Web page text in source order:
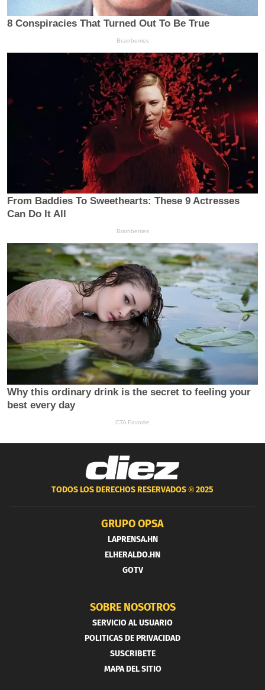
TODOS LOS DERECHOS RESERVADOS ®2025
GRUPO OPSA
LAPRENSA.HN
ELHERALDO.HN
GOTV
SOBRE NOSOTROS
SERVICIO AL USUARIO
POLITICAS DE PRIVACIDAD
SUSCRIBETE
MAPA DEL SITIO